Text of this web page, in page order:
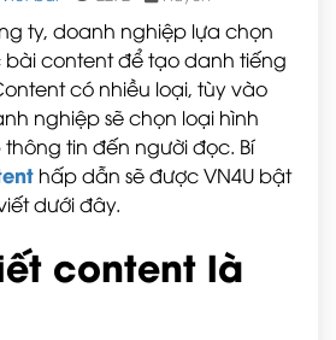
ty, doanh nghiệp lựa chọn
content để tạo danh tiếng
có nhiều loại, tùy vào
nghiệp sẽ chọn loại hình
tin đến người đọc. Bí
hấp dẫn sẽ được VN4U bật
dưới đây.
content là